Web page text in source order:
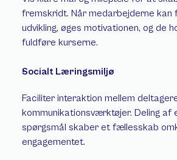
fremskridt. Når medarbejderne kan
udvikling, øges motivationen, og de
fuldføre kurserne.
Socialt Læringsmiljø
Faciliter interaktion mellem
kommunikationsværktøjer. Deling af
spørgsmål skaber et fællesskab
engagementet.